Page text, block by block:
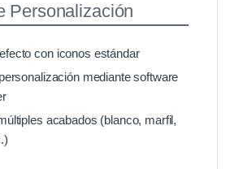
Personalización
con iconos estándar
mediante software
acabados (blanco, marfil,